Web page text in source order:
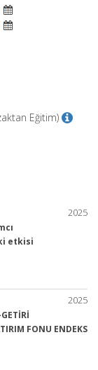
Eğitim)
2025
etkisi
2025
FONU ENDEKS